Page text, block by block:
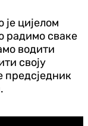
цијелом
радимо сваке
водити
своју
предсједник